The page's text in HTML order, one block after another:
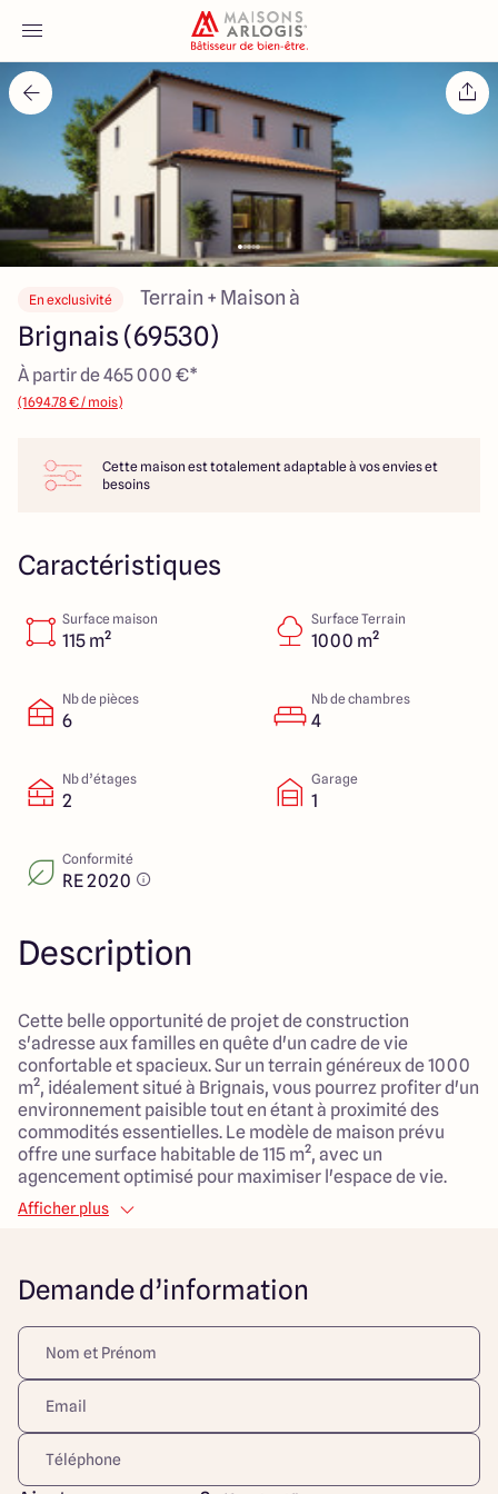
Accueil
Nos maisons
Nos annonces
Votre projet
Qui sommes-nous
Maisons ARLOGIS Lyon Est
4.9
En exclusivité Terrain + Maison à
Brignais (69530)
À partir de 465 000 €*
(1694.78 € / mois)
Cette maison est totalement adaptable à vos envies et
besoins
Caractéristiques
Surface maison
115 m²
Surface Terrain
1000 m²
Nb de pièces
6
Nb de chambres
4
Nb d’étages
2
Garage
1
Conformité
RE 2020
Description
Cette belle opportunité de projet de construction
s'adresse aux familles en quête d'un cadre de vie
confortable et spacieux. Sur un terrain généreux de 1000
m², idéalement situé à Brignais, vous pourrez profiter d'un
environnement paisible tout en étant à proximité des
commodités essentielles. Le modèle de maison prévu
offre une surface habitable de 115 m², avec un
agencement optimisé pour maximiser l'espace de vie.
Avec ses 4 chambres, ce foyer est idéal pour accueillir
commodité, un garage de 20 m² attenant est également
La situation est idéale, avec une bonne accessibilité aux
transports en commun, aux écoles et aux commerces, le
tout dans un quartier paisible. Les espaces extérieurs
offrent un cadre parfait pour les jeux des enfants et des
moments de détente en famille. Ce projet de construction
représente une belle occasion de s'établir dans un lieu où
confort rime avec espace et tranquillité.
Afficher plus
Demande d’information